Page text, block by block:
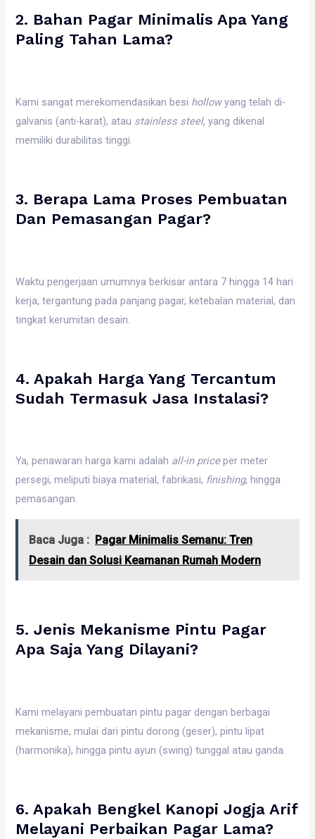
2. Bahan Pagar Minimalis Apa Yang
Paling Tahan Lama?
Kami sangat merekomendasikan besi hollowyang telah di-
galvanis (anti-karat), atau stainless steel, yang dikenal
memiliki durabilitas tinggi.
3. Berapa Lama Proses Pembuatan
Dan Pemasangan Pagar?
Waktu pengerjaan umumnya berkisar antara 7 hingga 14 hari
kerja, tergantung pada panjang pagar, ketebalan material, dan
tingkat kerumitan desain.
4. Apakah Harga Yang Tercantum
Sudah Termasuk Jasa Instalasi?
Ya, penawaran harga kami adalah all-in priceper meter
persegi, meliputi biaya material, fabrikasi, finishing, hingga
pemasangan.
Baca Juga : Pagar Minimalis Semanu: Tren
Desain dan Solusi Keamanan Rumah Modern
5. Jenis Mekanisme Pintu Pagar
Apa Saja Yang Dilayani?
Kami melayani pembuatan pintu pagar dengan berbagai
mekanisme, mulai dari pintu dorong (geser), pintu lipat
(harmonika), hingga pintu ayun (swing) tunggal atau ganda.
6. Apakah Bengkel Kanopi Jogja Arif
Melayani Perbaikan Pagar Lama?